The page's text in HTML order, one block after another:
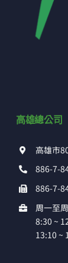
高雄總公司
高雄市
886-7-
886-7-
周一至
8:30 ~
13:10 ~